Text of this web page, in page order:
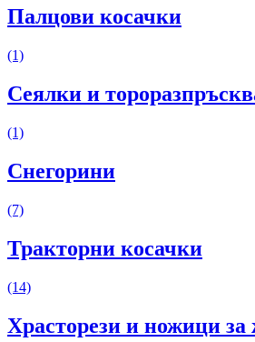
Палцови косачки
(1)
Сеялки и
(1)
Снегорини
(7)
Тракторни косачки
(14)
Храсторези и ножици за